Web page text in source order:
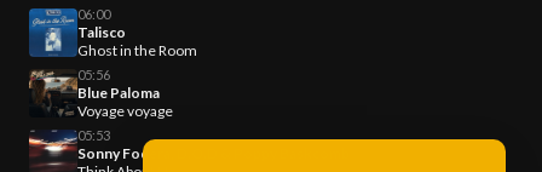
06:00
Talisco
Ghost in the Room
05:56
Blue Paloma
Voyage voyage
05:53
Sonny Fodera, D.O.D & Poppy Baskcomb